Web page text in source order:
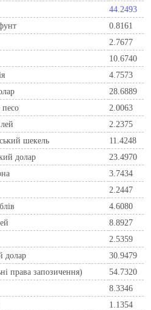
44.2493
0.8161
2.7677
10.6740
4.7573
28.6889
песо
2.0063
2.2375
шекель
11.4248
долар
23.4970
3.7434
2.2447
4.6080
8.8927
2.5359
долар
30.9479
права запозичення)
54.7320
8.3346
1.1354